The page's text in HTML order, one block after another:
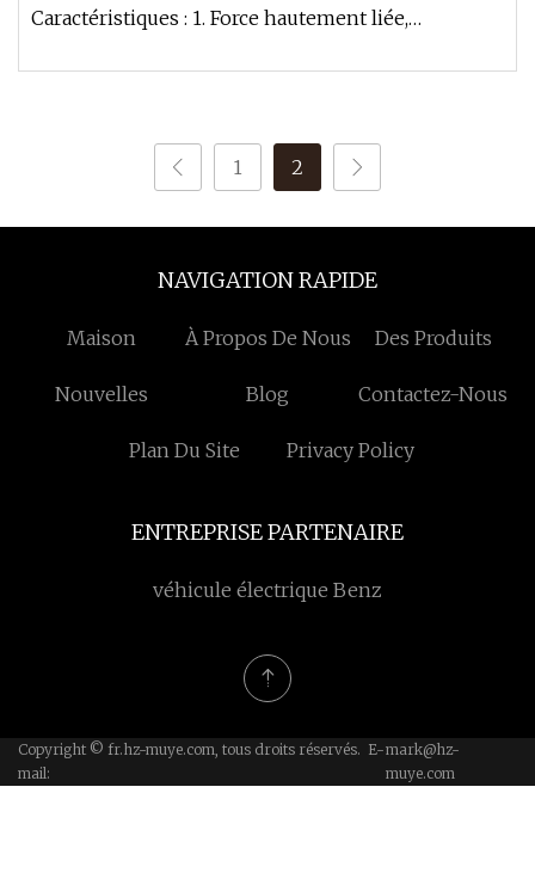
Caractéristiques : 1. Force hautement liée,
1 2
NAVIGATION RAPIDE
Maison À Propos De Nous Des Produits
Nouvelles Blog Contactez-Nous
Plan Du Site Privacy Policy
ENTREPRISE PARTENAIRE
véhicule électrique Benz
Copyright © fr.hz-muye.com, tous droits réservés. E-
mail:
mark@hz-
muye.com